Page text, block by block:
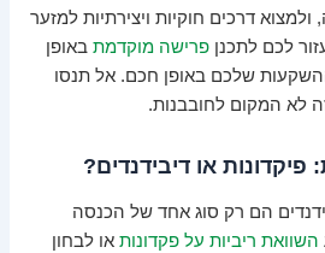
דרכים חוקיות ויצירתיות למזער
לכם לתכנןפרישה מוקדמת באופן
שלכם באופן חכם. אל תנסו
לא המקום לחובבנות.
הם רק סוג אחד של הכנסה
השוואת ריביות על פקדונות או לבחון